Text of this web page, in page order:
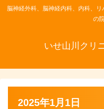
脳神経外科、脳神経内科、内科、
の
いせ山川クリ
2025年1月1日